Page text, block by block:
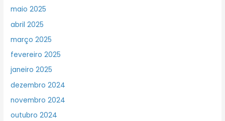
maio 2025
abril 2025
março 2025
fevereiro 2025
janeiro 2025
dezembro 2024
novembro 2024
outubro 2024